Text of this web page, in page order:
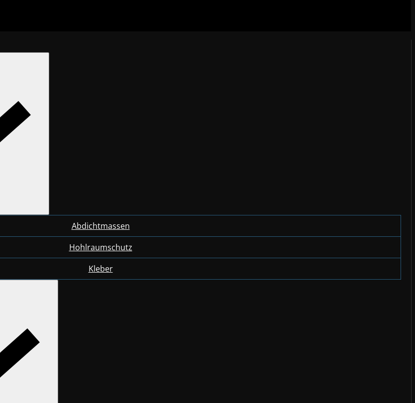
Abdichtmassen
Hohlraumschutz
Kleber